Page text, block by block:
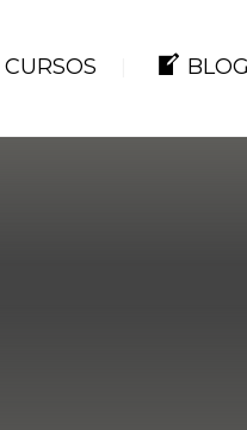
BLOG